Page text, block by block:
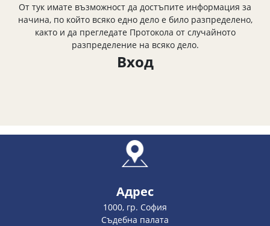
От тук имате възможност да достъпите информация за
начина, по който всяко едно дело е било разпределено,
както и да прегледате Протокола от случайното
разпределение на всяко дело.
Вход
Адрес
1000, гр. София
Съдебна палата